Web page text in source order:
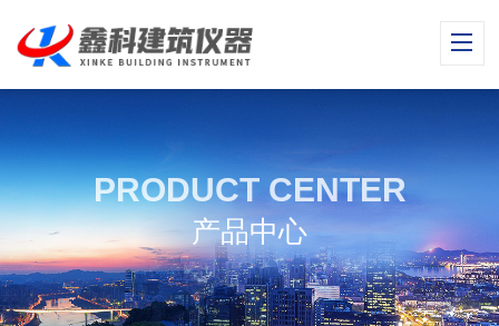
PRODUCT CENTER
产品中心